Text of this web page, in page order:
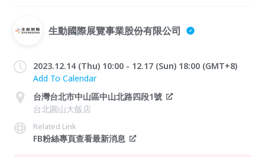
生動國際展覽事業股份有限公司
2023.12.14 (Thu) 10:00 - 12.17 (Sun) 18:00 (GMT+8)
Add To Calendar
台灣台北市中山區中山北路四段1號
台北圓山大飯店
Related Link
FB粉絲專頁查看最新消息